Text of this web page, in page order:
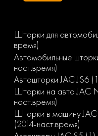
Шторки для
время)
Автомобильные
наст.время)
Автошторки JAC JS6
Шторки на авто
наст.время)
Шторки в машину
(2014-наст.время)